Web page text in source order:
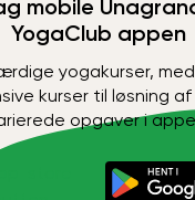
mobile
YogaClub appen
yogakurser,
kurser til løsning
opgaver i